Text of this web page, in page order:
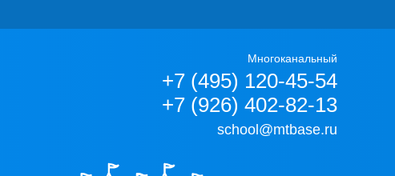
Многоканальный
+7 (495) 120-45-54
+7 (926) 402-82-13
school@mtbase.ru